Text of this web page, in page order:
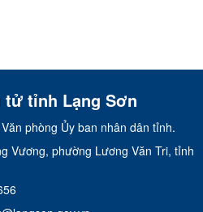
tỉnh Lạng Sơn
phòng Ủy ban nhân dân tỉnh.
Vương, phường Lương Văn Tri, tỉnh